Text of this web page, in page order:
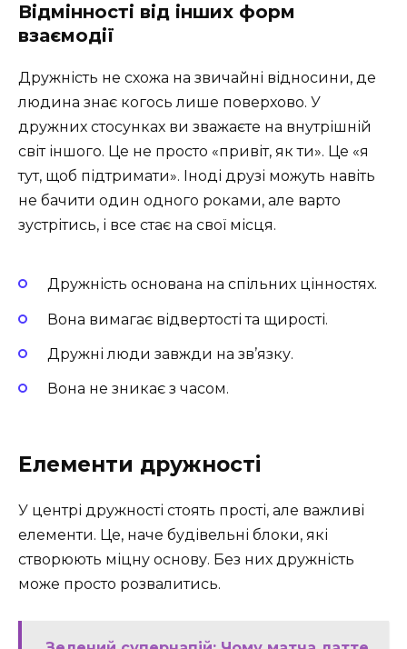
Відмінності від інших форм
взаємодії
Дружність не схожа на звичайні відносини, де
людина знає когось лише поверхово. У
дружних стосунках ви зважаєте на внутрішній
світ іншого. Це не просто «привіт, як ти». Це «я
тут, щоб підтримати». Іноді друзі можуть навіть
не бачити один одного роками, але варто
зустрітись, і все стає на свої місця.
Дружність основана на спільних цінностях.
Вона вимагає відвертості та щирості.
Дружні люди завжди на зв’язку.
Вона не зникає з часом.
Елементи дружності
У центрі дружності стоять прості, але важливі
елементи. Це, наче будівельні блоки, які
створюють міцну основу. Без них дружність
може просто розвалитись.